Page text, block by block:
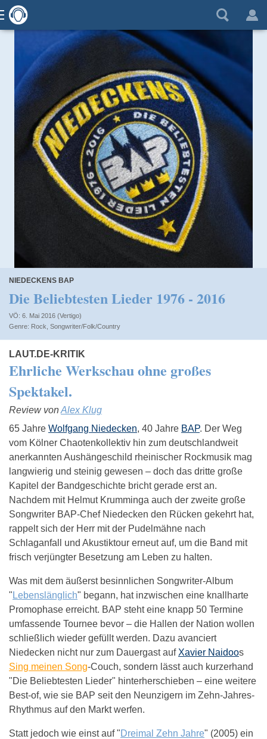
NIEDECKENS BAP
Die Beliebtesten Lieder 1976 - 2016
VÖ: 6. Mai 2016 (Vertigo)
Rock Songwriter/Folk/Country
LAUT.DE-KRITIK
Ehrliche Werkschau ohne großes
Spektakel.
Review vonAlex Klug
65 Jahre Wolfgang Niedecken, 40 Jahre BAP. Der Weg
vom Kölner Chaotenkollektiv hin zum deutschlandweit
anerkannten Aushängeschild rheinischer Rockmusik mag
langwierig und steinig gewesen – doch das dritte große
Kapitel der Bandgeschichte bricht gerade erst an.
Nachdem mit Helmut Krumminga auch der zweite große
Songwriter BAP-Chef Niedecken den Rücken gekehrt hat,
rappelt sich der Herr mit der Pudelmähne nach
Schlaganfall und Akustiktour erneut auf, um die Band mit
frisch verjüngter Besetzung am Leben zu halten.
Was mit dem äußerst besinnlichen Songwriter-Album
" Lebenslänglich" begann, hat inzwischen eine knallharte
Promophase erreicht. BAP steht eine knapp 50 Termine
umfassende Tournee bevor – die Hallen der Nation wollen
schließlich wieder gefüllt werden. Dazu avanciert
Niedecken nicht nur zum Dauergast auf Xavier Naidoos
Sing meinen Song-Couch, sondern lässt auch kurzerhand
"Die Beliebtesten Lieder" hinterherschieben – eine weitere
Best-of, wie sie BAP seit den Neunzigern im Zehn-Jahres-
Rhythmus auf den Markt werfen.
Statt jedoch wie einst auf "Dreimal Zehn Jahre" (2005) ein